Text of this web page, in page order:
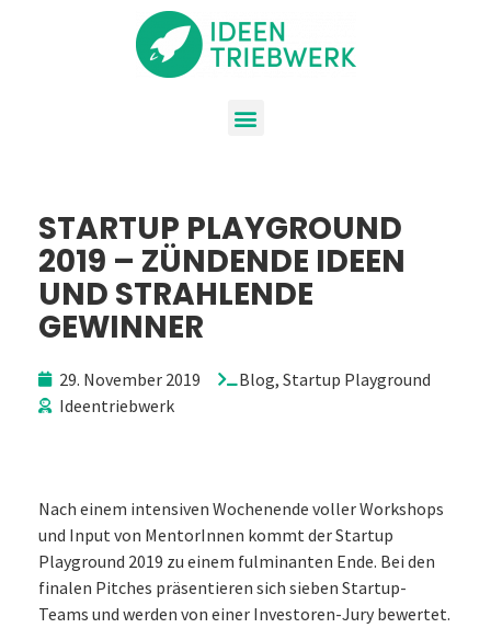
STARTUP PLAYGROUND
2019 – ZÜNDENDE IDEEN
UND STRAHLENDE
GEWINNER
29. November 2019 Blog, Startup Playground
Ideentriebwerk
Nach einem intensiven Wochenende voller Workshops
und Input von MentorInnen kommt der Startup
Playground 2019 zu einem fulminanten Ende. Bei den
finalen Pitches präsentieren sich sieben Startup-
Teams und werden von einer Investoren-Jury bewertet.